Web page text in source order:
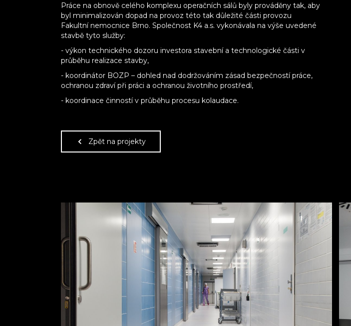
Práce na obnově celého komplexu operačních sálů byly prováděny tak, aby
byl minimalizován dopad na provoz této tak důležité části provozu
Fakultní nemocnice Brno. Společnost K4 a.s. vykonávala na výše uvedené
stavbě tyto služby:
- výkon technického dozoru investora stavební a technologické části v
průběhu realizace stavby,
- koordinátor BOZP – dohled nad dodržováním zásad bezpečností práce,
ochranou zdraví při práci a ochranou životního prostředí,
- koordinace činností v průběhu procesu kolaudace.
Zpět na projekty